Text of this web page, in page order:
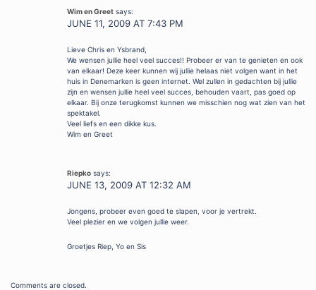
Wim en Greet says:
JUNE 11, 2009 AT 7:43 PM
Lieve Chris en Ysbrand,
We wensen jullie heel veel succes!! Probeer er van te genieten en ook
van elkaar! Deze keer kunnen wij jullie helaas niet volgen want in het
huis in Denemarken is geen internet. Wel zullen in gedachten bij jullie
zijn en wensen jullie heel veel succes, behouden vaart, pas goed op
elkaar. Bij onze terugkomst kunnen we misschien nog wat zien van het
spektakel.
Veel liefs en een dikke kus.
Wim en Greet
Riepko says:
JUNE 13, 2009 AT 12:32 AM
Jongens, probeer even goed te slapen, voor je vertrekt.
Veel plezier en we volgen jullie weer.
Groetjes Riep, Yo en Sis
Comments are closed.